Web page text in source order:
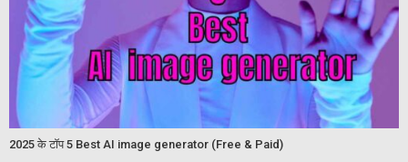
2025 के टॉप 5 Best AI image generator (Free & Paid)